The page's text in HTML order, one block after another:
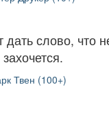
дать слово, что
захочется.
Твен (100+)